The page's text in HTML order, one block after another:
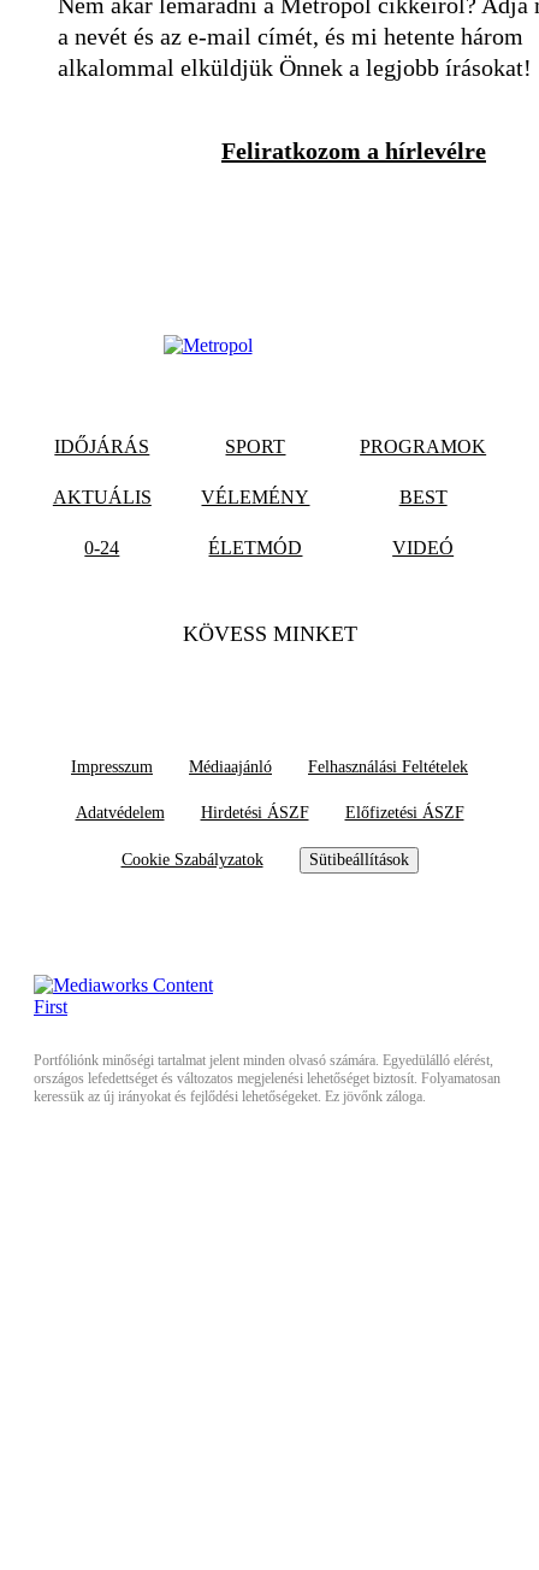
a nevét és az e-mail címét, és mi hetente három
alkalommal elküldjük Önnek a legjobb írásokat!
Feliratkozom a hírlevélre
IDŐJÁRÁS SPORT PROGRAMOK
AKTUÁLIS VÉLEMÉNY BEST
0-24 ÉLETMÓD VIDEÓ
KÖVESS MINKET
Impresszum Médiaajánló Felhasználási Feltételek
Adatvédelem Hirdetési ÁSZF Előfizetési ÁSZF
Cookie Szabályzatok Sütibeállítások
Portfóliónk minőségi tartalmat jelent minden olvasó számára. Egyedülálló elérést,
országos lefedettséget és változatos megjelenési lehetőséget biztosít. Folyamatosan
keressük az új irányokat és fejlődési lehetőségeket. Ez jövőnk záloga.